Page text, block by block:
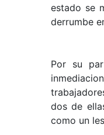
estado se
derrumbe
Por su
dos de
como un